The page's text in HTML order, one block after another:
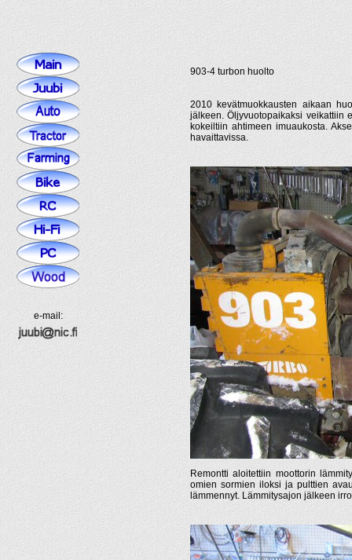
e-mail:
903-4 turbon huolto
2010 kevätmuokkausten aikaan
jälkeen. Öljyvuotopaikaksi veikattiin
kokeiltiin ahtimeen imuaukosta.
havaittavissa.
Remontti aloitettiin moottorin
omien sormien iloksi ja pulttien
lämmennyt. Lämmitysajon jälkeen